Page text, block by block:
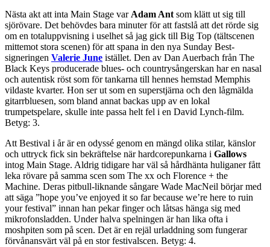
Nästa akt att inta Main Stage var Adam Ant som klätt ut sig till
sjörövare. Det behövdes bara minuter för att fastslå att det rörde sig
om en totaluppvisning i uselhet så jag gick till Big Top (tältscenen
mittemot stora scenen) för att spana in den nya Sunday Best-
signeringen Valerie June istället. Den av Dan Auerbach från The
Black Keys producerade blues- och countrysångerskan har en nasal
och autentisk röst som för tankarna till hennes hemstad Memphis
vildaste kvarter. Hon ser ut som en superstjärna och den lågmälda
gitarrbluesen, som bland annat backas upp av en lokal
trumpetspelare, skulle inte passa helt fel i en David Lynch-film.
Betyg: 3.
Att Bestival i år är en odyssé genom en mängd olika stilar, känslor
och uttryck fick sin bekräftelse när hardcorepunkarna i Gallows
intog Main Stage. Aldrig tidigare har väl så hårdhänta huliganer fått
leka rövare på samma scen som The xx och Florence + the
Machine. Deras pitbull-liknande sångare Wade MacNeil börjar med
att säga ”hope you’ve enjoyed it so far because we’re here to ruin
your festival” innan han pekar finger och låtsas hänga sig med
mikrofonsladden. Under halva spelningen är han lika ofta i
moshpiten som på scen. Det är en rejäl urladdning som fungerar
förvånansvärt väl på en stor festivalscen. Betyg: 4.